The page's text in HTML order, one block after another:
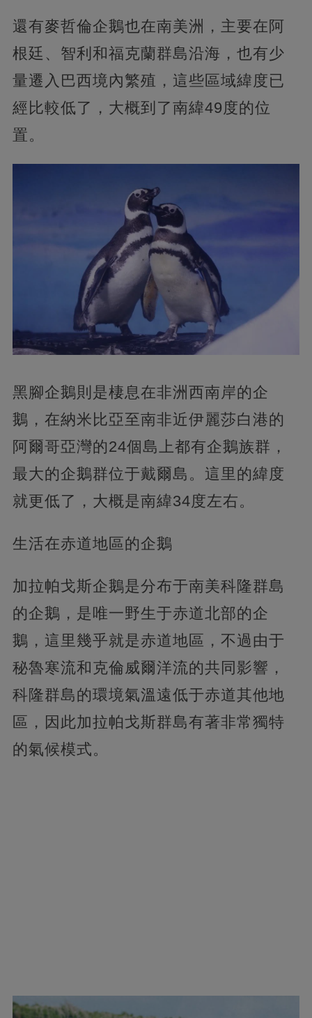
還有麥哲倫企鵝也在南美洲，主要在阿
根廷、智利和福克蘭群島沿海，也有少
量遷入巴西境內繁殖，這些區域緯度已
經比較低了，大概到了南緯49度的位
置。
黑腳企鵝則是棲息在非洲西南岸的企
鵝，在納米比亞至南非近伊麗莎白港的
阿爾哥亞灣的24個島上都有企鵝族群，
最大的企鵝群位于戴爾島。這里的緯度
就更低了，大概是南緯34度左右。
生活在赤道地區的企鵝
加拉帕戈斯企鵝是分布于南美科隆群島
的企鵝，是唯一野生于赤道北部的企
鵝，這里幾乎就是赤道地區，不過由于
秘魯寒流和克倫威爾洋流的共同影響，
科隆群島的環境氣溫遠低于赤道其他地
區，因此加拉帕戈斯群島有著非常獨特
的氣候模式。